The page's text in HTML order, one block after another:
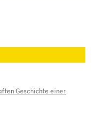
Geschichte einer